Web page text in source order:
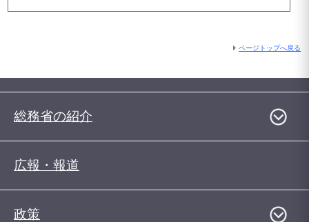
ページトップへ戻る
総務省の紹介
広報・報道
政策